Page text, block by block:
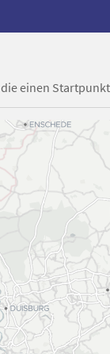
einen